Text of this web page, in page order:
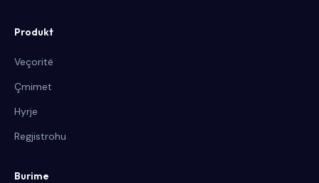
Produkt
Veçoritë
Çmimet
Hyrje
Regjistrohu
Burime